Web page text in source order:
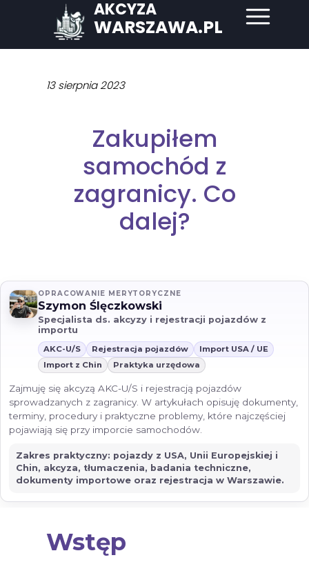
AKCYZA
WARSZAWA.PL
13 sierpnia 2023
Zakupiłem
samochód z
zagranicy. Co
dalej?
Wstęp
OPRACOWANIE MERYTORYCZNE
Szymon Ślęczkowski
Specjalista ds. akcyzy i rejestracji pojazdów z
importu
AKC-U/S Rejestracja pojazdów
Import USA / UE
Import z Chin
Praktyka urzędowa
Zajmuję się akcyzą AKC-U/S i rejestracją pojazdów
sprowadzanych z zagranicy. W artykułach opisuję dokumenty,
terminy, procedury i praktyczne problemy, które najczęściej
pojawiają się przy imporcie samochodów.
Zakres praktyczny: pojazdy z USA, Unii Europejskiej i
Chin, akcyza, tłumaczenia, badania techniczne,
dokumenty importowe oraz rejestracja w Warszawie.